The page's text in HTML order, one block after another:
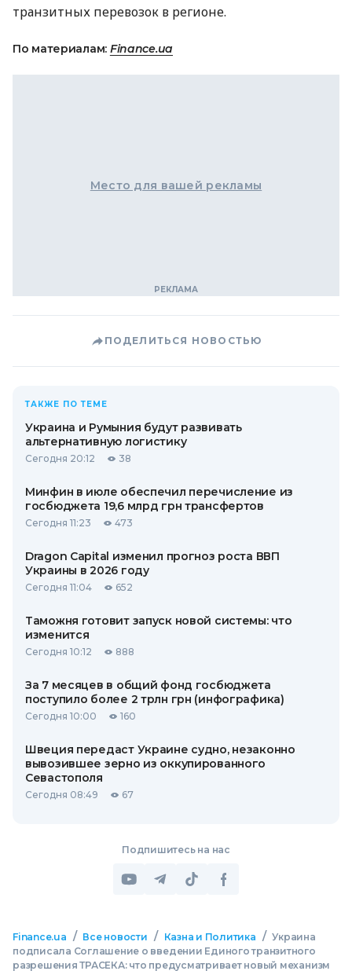
транзитных перевозок в регионе.
По материалам: Finance.ua
Место для вашей рекламы
ПОДЕЛИТЬСЯ НОВОСТЬЮ
ТАКЖЕ ПО ТЕМЕ
Украина и Румыния будут развивать
альтернативную логистику
Сегодня 20:12 38
Минфин в июле обеспечил перечисление из
госбюджета 19,6 млрд грн трансфертов
Сегодня 11:23 473
Dragon Capital изменил прогноз роста ВВП
Украины в 2026 году
Сегодня 11:04 652
Таможня готовит запуск новой системы: что
изменится
Сегодня 10:12 888
За 7 месяцев в общий фонд госбюджета
поступило более 2 трлн грн (инфографика)
Сегодня 10:00 160
Швеция передаст Украине судно, незаконно
вывозившее зерно из оккупированного
Севастополя
Сегодня 08:49 67
Подпишитесь на нас
Finance.ua / Все новости / Казна и Политика / Украина
подписала Соглашение о введении Единого транзитного
разрешения ТРАСЕКА: что предусматривает новый механизм